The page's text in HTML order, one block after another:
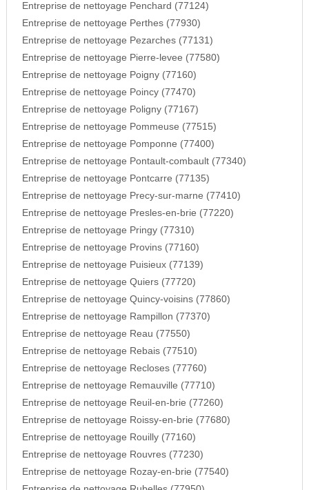
Entreprise de nettoyage Penchard (77124)
Entreprise de nettoyage Perthes (77930)
Entreprise de nettoyage Pezarches (77131)
Entreprise de nettoyage Pierre-levee (77580)
Entreprise de nettoyage Poigny (77160)
Entreprise de nettoyage Poincy (77470)
Entreprise de nettoyage Poligny (77167)
Entreprise de nettoyage Pommeuse (77515)
Entreprise de nettoyage Pomponne (77400)
Entreprise de nettoyage Pontault-combault (77340)
Entreprise de nettoyage Pontcarre (77135)
Entreprise de nettoyage Precy-sur-marne (77410)
Entreprise de nettoyage Presles-en-brie (77220)
Entreprise de nettoyage Pringy (77310)
Entreprise de nettoyage Provins (77160)
Entreprise de nettoyage Puisieux (77139)
Entreprise de nettoyage Quiers (77720)
Entreprise de nettoyage Quincy-voisins (77860)
Entreprise de nettoyage Rampillon (77370)
Entreprise de nettoyage Reau (77550)
Entreprise de nettoyage Rebais (77510)
Entreprise de nettoyage Recloses (77760)
Entreprise de nettoyage Remauville (77710)
Entreprise de nettoyage Reuil-en-brie (77260)
Entreprise de nettoyage Roissy-en-brie (77680)
Entreprise de nettoyage Rouilly (77160)
Entreprise de nettoyage Rouvres (77230)
Entreprise de nettoyage Rozay-en-brie (77540)